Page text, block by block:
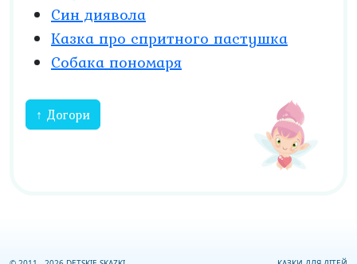
Син диявола
Казка про спритного пастушка
Собака пономаря
↑ Догори